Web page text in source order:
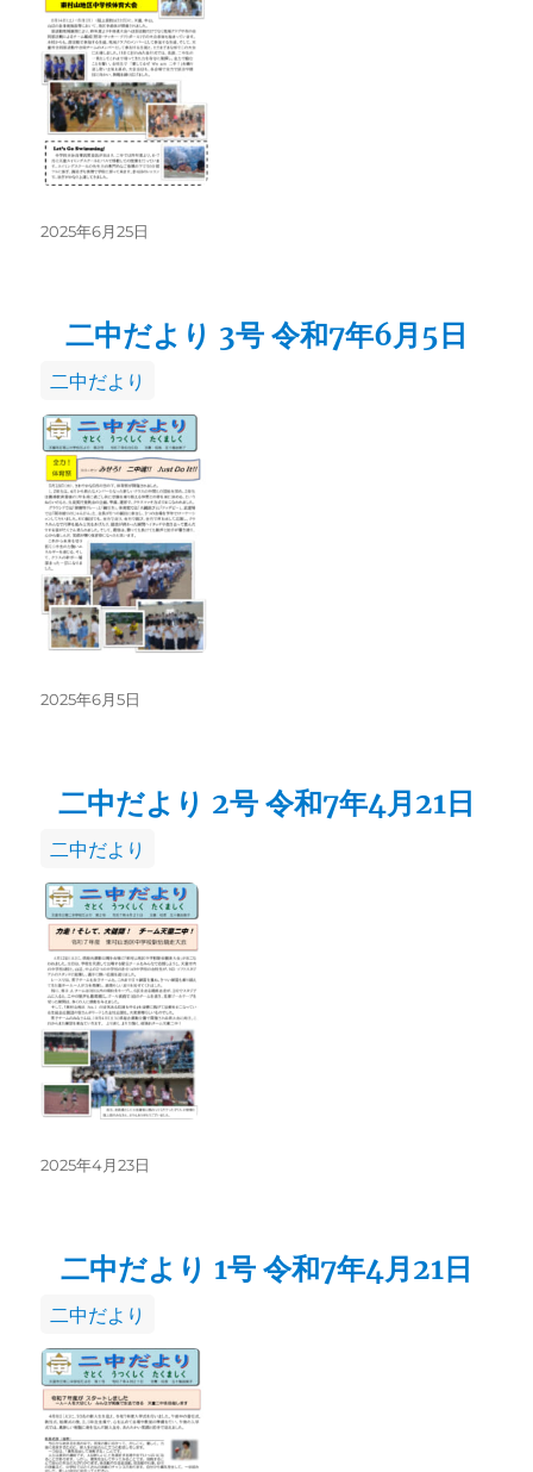
リ
ー
投
2025年6月25日
二中だより 3号 令和7年6月5日
カ
テ
ゴ
リ
ー
二中だより
投
2025年6月5日
二中だより 2号 令和7年4月21日
カ
テ
ゴ
リ
ー
二中だより
投
2025年4月23日
二中だより 1号 令和7年4月21日
カ
テ
ゴ
リ
ー
二中だより